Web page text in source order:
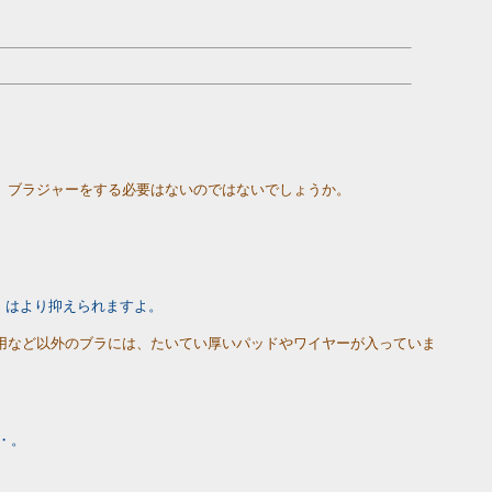
ラジャーをする必要はないのではないでしょうか。
より抑えられますよ。
ど以外のブラには、たいてい厚いパッドやワイヤーが入っていま
。